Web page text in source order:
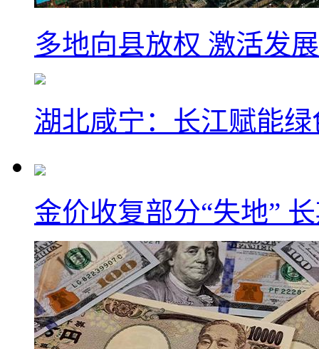
多地向县放权 激活发
湖北咸宁：长江赋能
金价收复部分“失地”